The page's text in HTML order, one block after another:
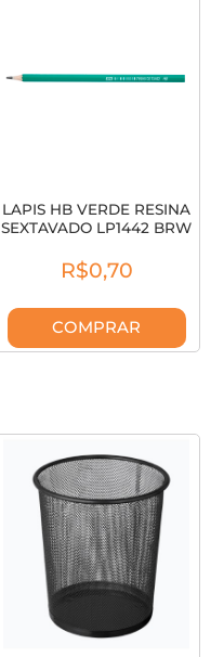
LAPIS HB VERDE RESINA
SEXTAVADO LP1442 BRW
R$0,70
COMPRAR